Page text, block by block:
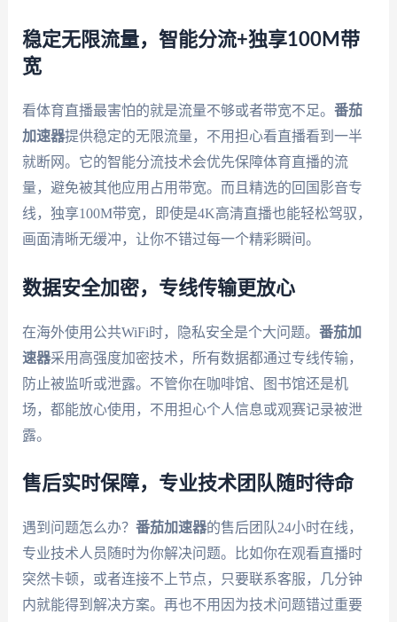
稳定无限流量，智能分流+独享100M带
宽
看体育直播最害怕的就是流量不够或者带宽不足。 番茄
加速器提供稳定的无限流量，不用担心看直播看到一半
就断网。它的智能分流技术会优先保障体育直播的流
量，避免被其他应用占用带宽。而且精选的回国影音专
线，独享100M带宽，即使是4K高清直播也能轻松驾驭，
画面清晰无缓冲，让你不错过每一个精彩瞬间。
数据安全加密，专线传输更放心
在海外使用公共WiFi时，隐私安全是个大问题。 番茄加
速器采用高强度加密技术，所有数据都通过专线传输，
防止被监听或泄露。不管你在咖啡馆、图书馆还是机
场，都能放心使用，不用担心个人信息或观赛记录被泄
露。
售后实时保障，专业技术团队随时待命
遇到问题怎么办？ 番茄加速器的售后团队24小时在线，
专业技术人员随时为你解决问题。比如你在观看直播时
突然卡顿，或者连接不上节点，只要联系客服，几分钟
内就能得到解决方案。再也不用因为技术问题错过重要